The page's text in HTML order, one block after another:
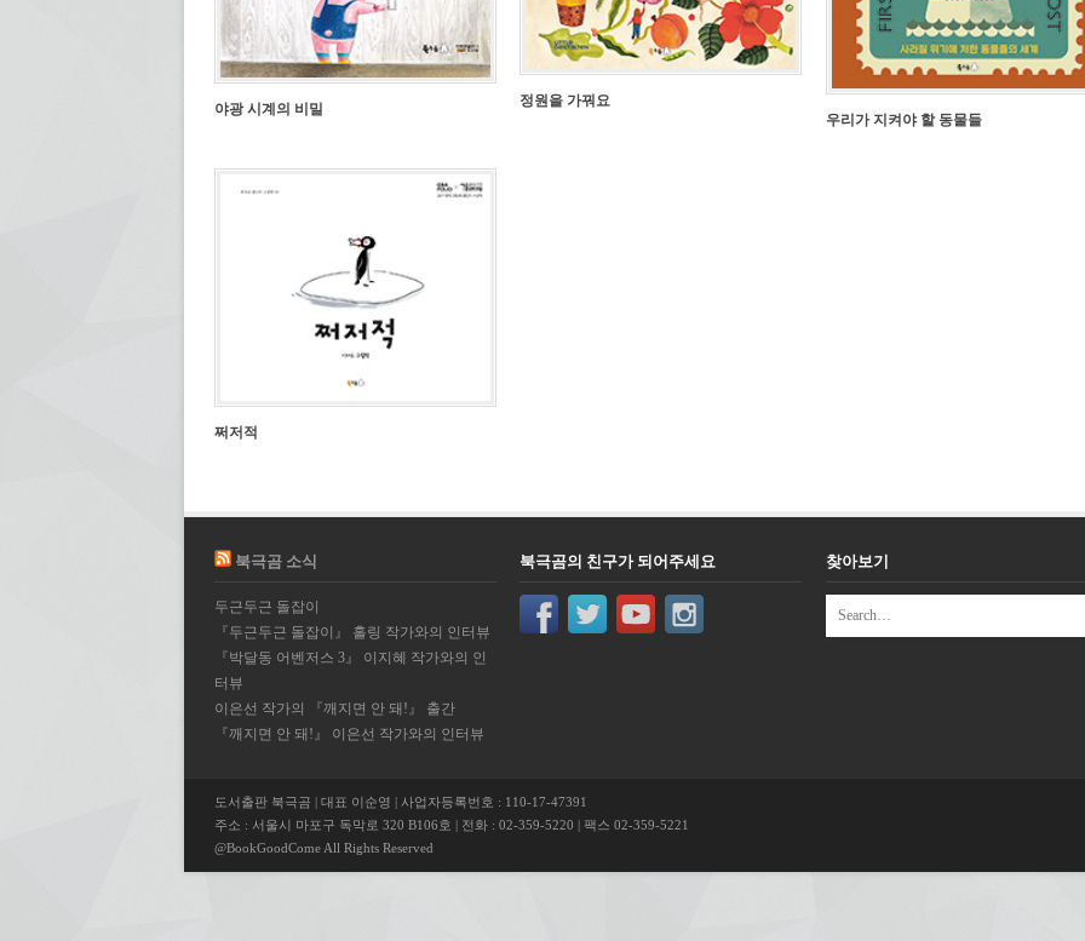
야광 시계의 비밀
정원을 가꿔요
우리가 지켜야 할 동물들
쩌저적
북극곰 소식
두근두근 돌잡이
『두근두근 돌잡이』 홀링 작가와의 인터뷰
『박달동 어벤저스 3』 이지혜 작가와의 인
터뷰
이은선 작가의 『깨지면 안 돼!』 출간
『깨지면 안 돼!』 이은선 작가와의 인터뷰
북극곰의 친구가 되어주세요 찾아보기
도서출판 북극곰 | 대표 이순영 | 사업자등록번호 : 110-17-47391
주소 : 서울시 마포구 독막로 320 B106호 | 전화 : 02-359-5220 | 팩스 02-359-5221
@BookGoodCome All Rights Reserved